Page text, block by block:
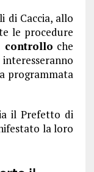
di Caccia, allo
le procedure
controllo che
programmata
il Prefetto di
la loro